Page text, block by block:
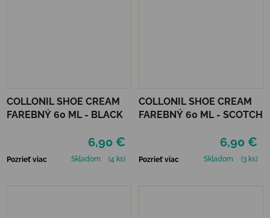
COLLONIL SHOE CREAM
FAREBNÝ 60 ML - BLACK
6,90 €
Pozrieť viac Skladom (4 ks)
COLLONIL SHOE CREAM
FAREBNÝ 60 ML - SCOTCH
6,90 €
Pozrieť viac Skladom (3 ks)